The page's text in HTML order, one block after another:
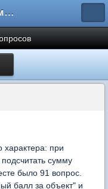
Форум системы тестирования INDIGO
при
сумму
было 91 вопрос.
балл за объект" и